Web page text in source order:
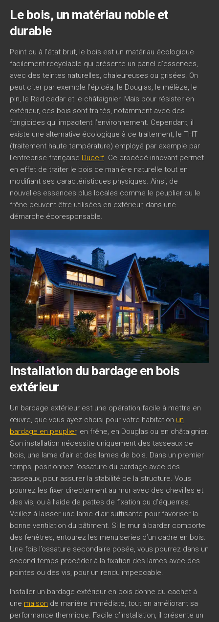
Le bois, un matériau noble et
durable
Peint ou à l’état brut, le bois est un matériau écologique
facilement recyclable qui présente un panel d’essences,
avec des teintes naturelles, chaleureuses ou grisées. On
peut citer par exemple l’épicéa, le Douglas, le mélèze, le
pin, le Red cedar et le châtaignier. Mais pour résister en
extérieur, ces bois sont traités, notamment avec des
fongicides qui impactent l’environnement. Cependant, il
existe une alternative écologique à ce traitement, le THT
(traitement haute température) employé par exemple par
l’entreprise française Ducerf. Ce procédé innovant permet
en effet de traiter le bois de manière naturelle tout en
modifiant ses caractéristiques physiques. Ainsi, de
nouvelles essences plus locales comme le peuplier ou le
frêne peuvent être utilisées en extérieur, dans une
démarche écoresponsable.
Installation du bardage en bois
extérieur
Un bardage extérieur est une opération facile à mettre en
œuvre, que vous ayez choisi pour votre habitation un
bardage en peuplier, en frêne, en Douglas ou en châtaignier.
Son installation nécessite uniquement des tasseaux de
bois, une lame d’air et des lames de bois. Dans un premier
temps, positionnez l’ossature du bardage avec des
tasseaux, pour assurer la stabilité de la structure. Vous
pourrez les fixer directement au mur avec des chevilles et
des vis, ou à l’aide de pattes de fixation ou d’équerres.
Veillez à laisser une lame d’air suffisante pour favoriser la
bonne ventilation du bâtiment. Si le mur à barder comporte
des fenêtres, entourez les menuiseries d’un cadre en bois.
Une fois l’ossature secondaire posée, vous pourrez dans un
second temps procéder à la fixation des lames avec des
pointes ou des vis, pour un rendu impeccable.
Installer un bardage extérieur en bois donne du cachet à
une maison de manière immédiate, tout en améliorant sa
performance thermique. Facile d’installation, il présente un